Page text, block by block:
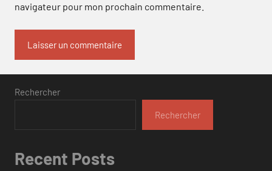
navigateur pour mon prochain commentaire.
Rechercher
Rechercher
Recent Posts